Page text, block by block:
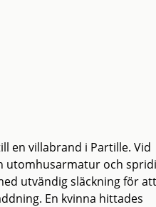
en villabrand i Partille. Vid
utomhusarmatur och
utvändig släckning för att
En kvinna hittades